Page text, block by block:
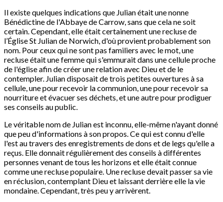
Il existe quelques indications que Julian était une nonne
Bénédictine de l'Abbaye de Carrow, sans que cela ne soit
certain. Cependant, elle était certainement une recluse de
l’Église St Julian de Norwich, d'où provient probablement son
nom. Pour ceux qui ne sont pas familiers avec le mot, une
recluse était une femme qui s'emmurait dans une cellule proche
de l'église afin de créer une relation avec Dieu et de le
contempler. Julian disposait de trois petites ouvertures à sa
cellule, une pour recevoir la communion, une pour recevoir sa
nourriture et évacuer ses déchets, et une autre pour prodiguer
ses conseils au public.
Le véritable nom de Julian est inconnu, elle-même n'ayant donné
que peu d'informations à son propos. Ce qui est connu d'elle
l'est au travers des enregistrements de dons et de legs qu'elle a
reçus. Elle donnait régulièrement des conseils à différentes
personnes venant de tous les horizons et elle était connue
comme une recluse populaire. Une recluse devait passer sa vie
en réclusion, contemplant Dieu et laissant derrière elle la vie
mondaine. Cependant, très peu y arrivèrent.